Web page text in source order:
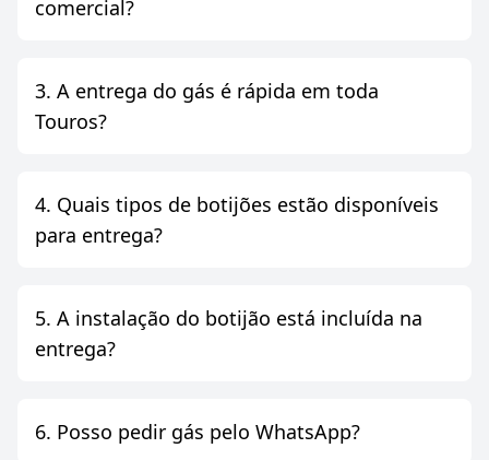
comercial?
3. A entrega do gás é rápida em toda
Touros?
4. Quais tipos de botijões estão disponíveis
para entrega?
5. A instalação do botijão está incluída na
entrega?
6. Posso pedir gás pelo WhatsApp?